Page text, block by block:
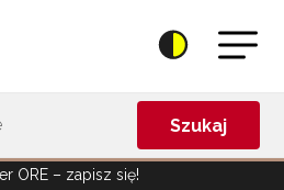
Szukaj
ORE – zapisz się!